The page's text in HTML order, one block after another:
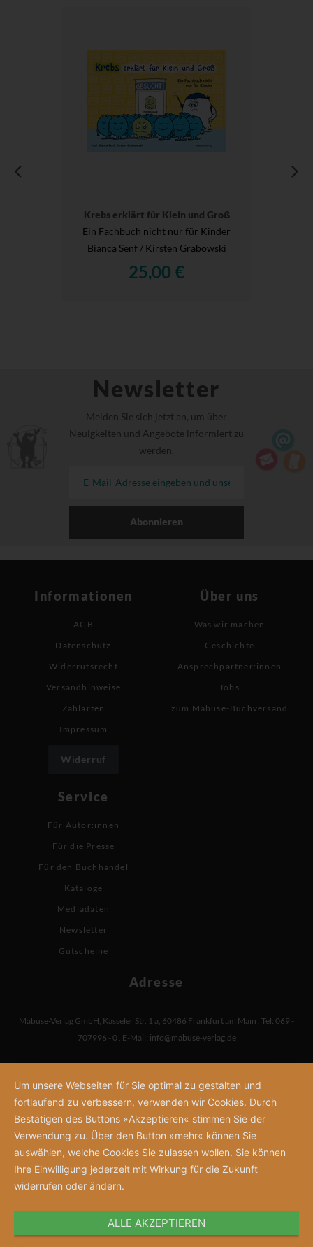
Krebs erklärt für Klein und Groß
Ein Fachbuch nicht nur für Kinder
Bianca Senf / Kirsten Grabowski
25,00 €
Newsletter
Melden Sie sich jetzt an, um über
Neuigkeiten und Angebote informiert zu
werden.
Abonnieren
Informationen
AGB
Datenschutz
Widerrufsrecht
Versandhinweise
Zahlarten
Impressum
Widerruf
Über uns
Was wir machen
Geschichte
Ansprechpartner:innen
Jobs
zum Mabuse-Buchversand
Service
Für Autor:innen
Für die Presse
Für den Buchhandel
Kataloge
Mediadaten
Newsletter
Gutscheine
Adresse
Mabuse-Verlag GmbH Kasseler Str. 1 a 60486 Frankfurt am Main Tel: 069 -
707996 - 0 E-Mail: info@mabuse-verlag.de
Um unsere Webseiten für Sie optimal zu gestalten und
fortlaufend zu verbessern, verwenden wir Cookies. Durch
Bestätigen des Buttons »Akzeptieren« stimmen Sie der
Verwendung zu. Über den Button »mehr« können Sie
auswählen, welche Cookies Sie zulassen wollen. Sie können
Ihre Einwilligung jederzeit mit Wirkung für die Zukunft
widerrufen oder ändern.
ALLE AKZEPTIEREN